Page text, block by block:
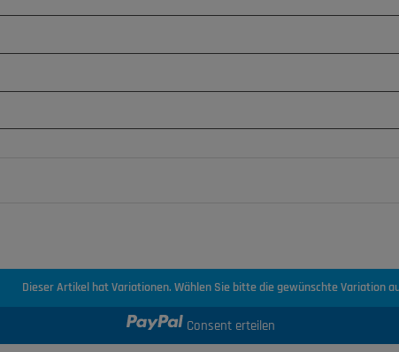
Dieser Artikel hat Variationen. Wählen Sie bitte die gewünschte Variation
Consent erteilen